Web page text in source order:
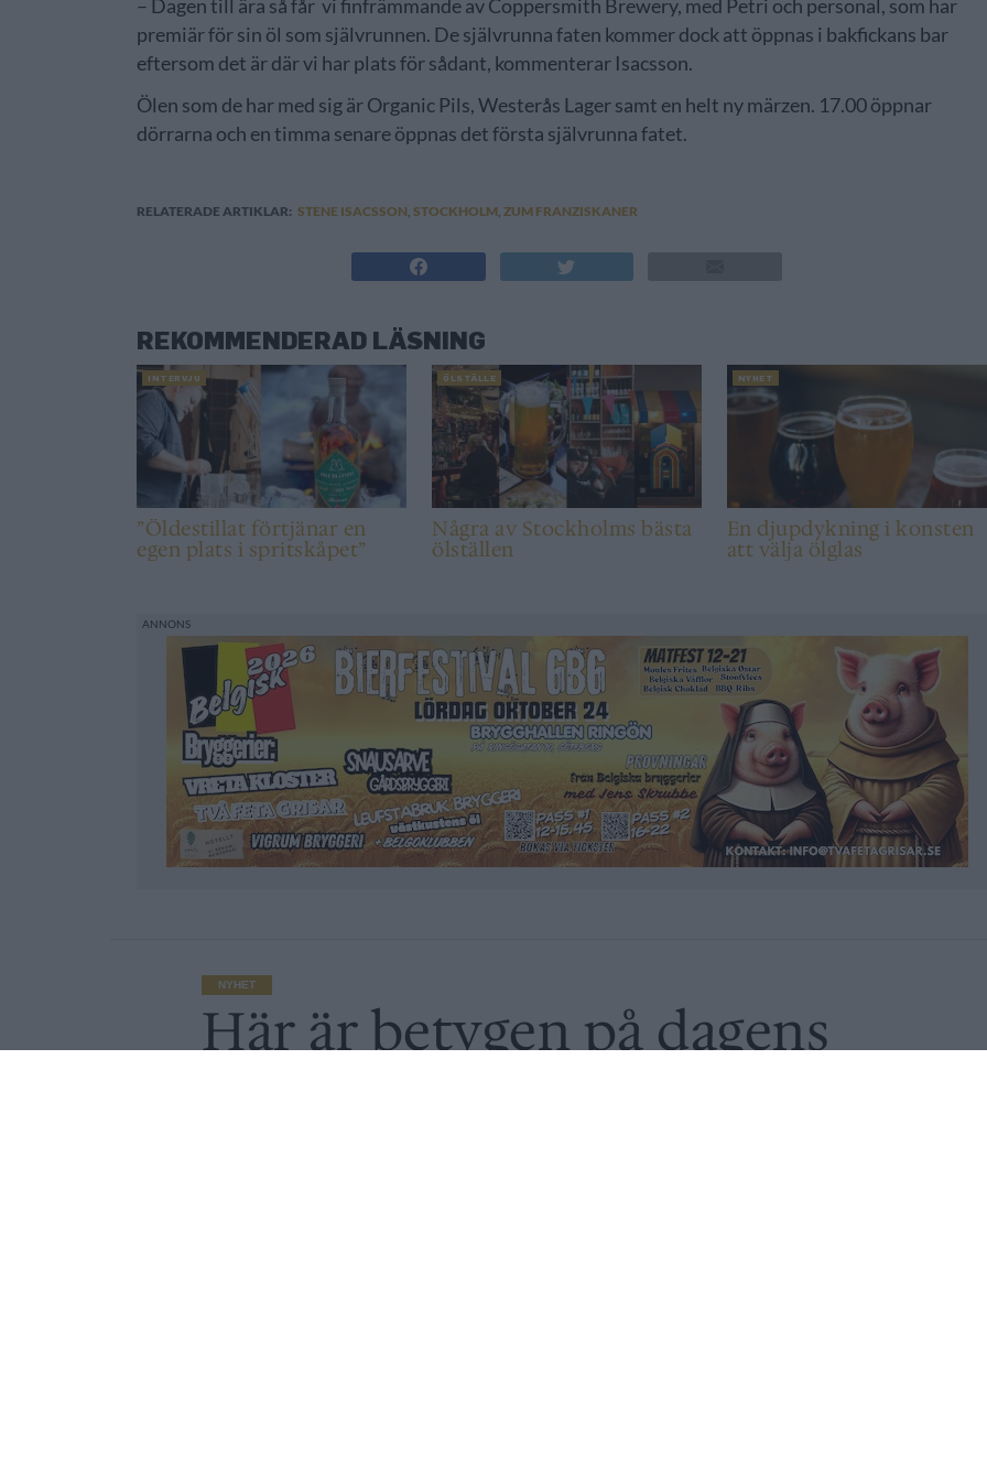
– Dagen till ära så får vi finfrämmande av Coppersmith Brewery, med Petri och personal, som har
premiär för sin öl som självrunnen. De självrunna faten kommer dock att öppnas i bakfickans bar
eftersom det är där vi har plats för sådant, kommenterar Isacsson.
Ölen som de har med sig är Organic Pils, Westerås Lager samt en helt ny märzen. 17.00 öppnar
dörrarna och en timma senare öppnas det första självrunna fatet.
RELATERADE ARTIKLAR: STENE ISACSSON ,STOCKHOLM ZUM FRANZISKANER
REKOMMENDERAD LÄSNING
INTERVJU
”Öldestillat förtjänar en
egen plats i spritskåpet”
ÖLSTÄLLE
Några av Stockholms bästa
ölställen
NYHET
En djupdykning i konsten
att välja ölglas
NYHET
Här är betygen på dagens